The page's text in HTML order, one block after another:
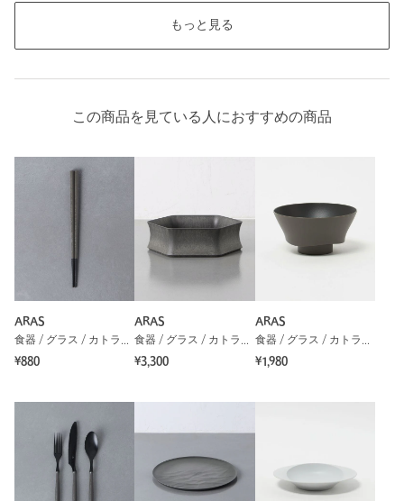
もっと見る
この商品を見ている人におすすめの商品
ARAS
食器 / グラス / カトラリー
¥880
ARAS
食器 / グラス / カトラリー
¥3,300
ARAS
食器 / グラス / カトラリー
¥1,980